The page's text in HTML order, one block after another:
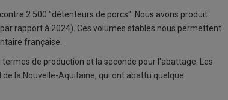
2 500 "détenteurs de porcs". Nous avons produit
rapport à 2024). Ces volumes stables nous permettent
française.
de production et la seconde pour l'abattage. Les
la Nouvelle-Aquitaine, qui ont abattu quelque